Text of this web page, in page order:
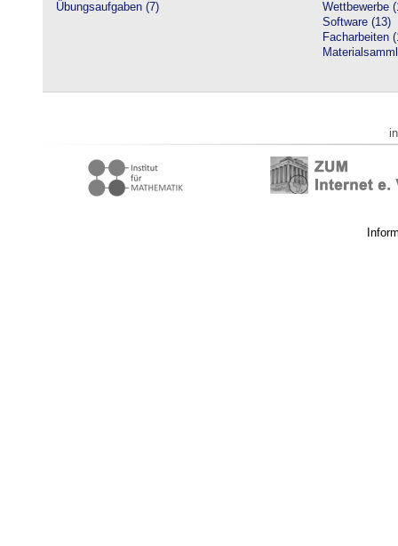
Übungsaufgaben (7)
Wettbewerbe
Software (13)
Facharbeiten